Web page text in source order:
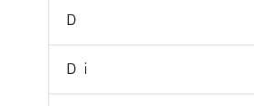
Ｄ
Ｄｉ